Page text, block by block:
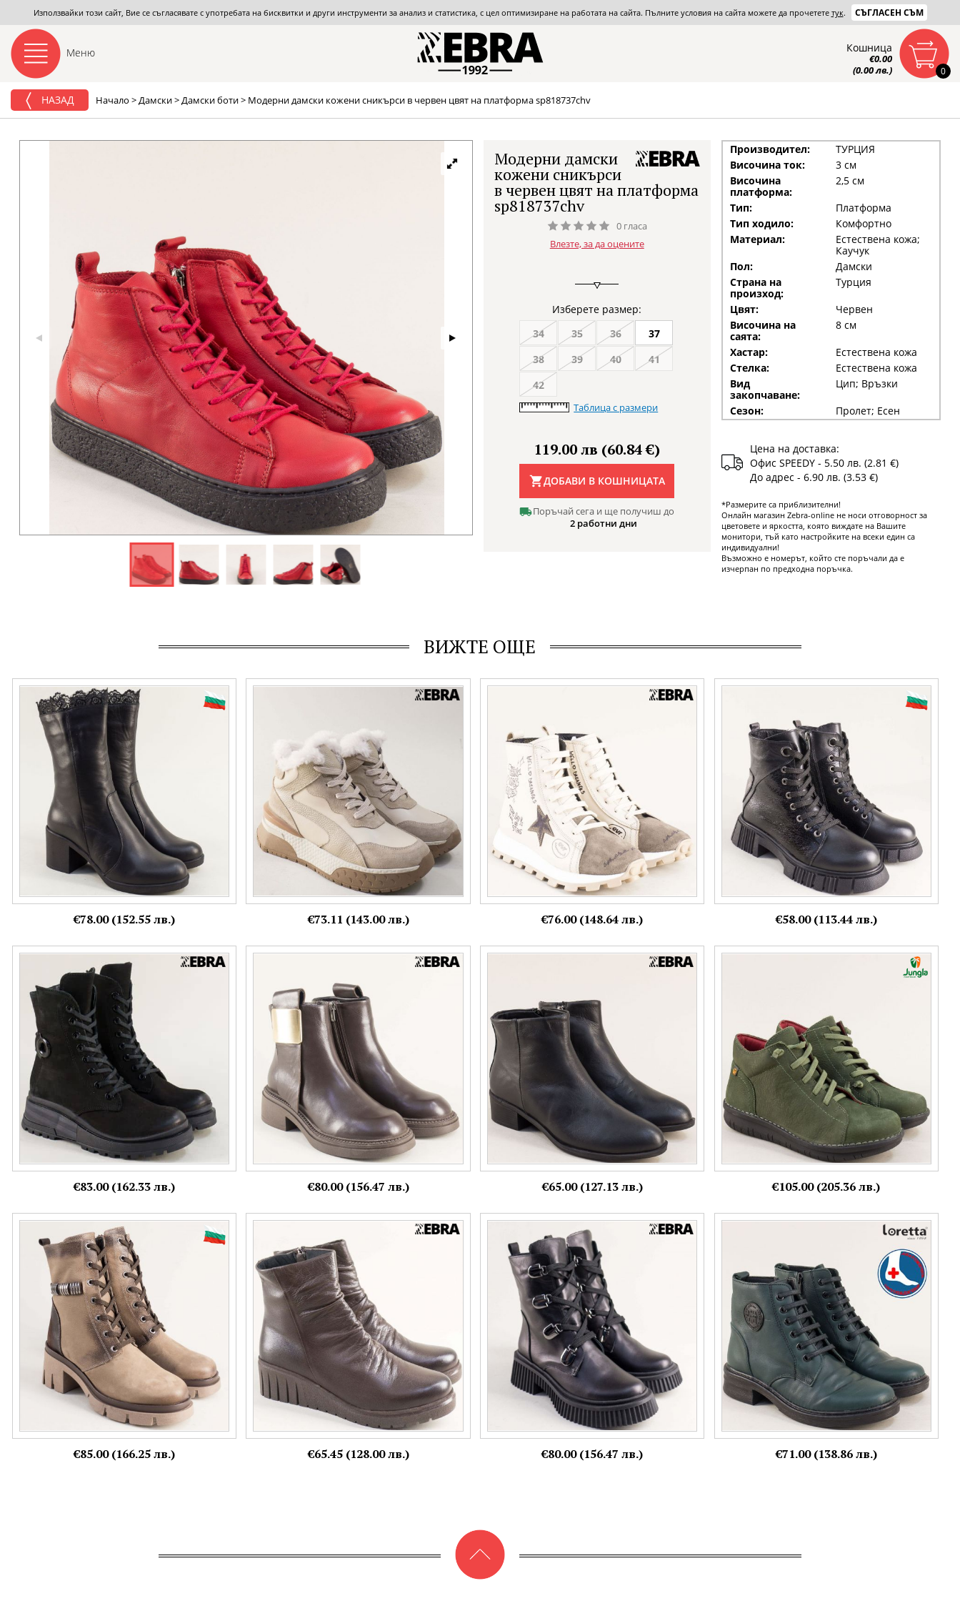
Използвайки този сайт, Вие се съгласявате с употребата на бисквитки и други инструменти за анализ и статистика, с цел оптимизиране на работата на сайта. Пълните условия на сайта можете да прочетете тук. СЪГЛАСЕН СЪМ
Меню
0
Кошница
€0.00
(0.00 лв.)
НАЗАД Начало >Дамски>Дамски боти> Модерни дамски кожени сникърси в червен цвят на платформа sp818737chv
Модерни дамски
кожени сникърси
в червен цвят на платформа
sp818737chv
0 гласа
Влезте, за да оцените
Изберете размер:
34
35 36
37
38
39 40
41
42
Таблица с размери
119.00 лв (60.84 €)
ДОБАВИ В КОШНИЦАТА
Поръчай сега и ще получиш до
2 работни дни
Производител:
ТУРЦИЯ
Височина ток:
3 см
Височина
платформа:
2,5 см
Тип:
Платформа
Тип ходило:
Комфортно
Материал:
Естествена кожа;
Каучук
Пол:
Дамски
Страна на
произход:
Турция
Цвят:
Червен
Височина на
саята:
8 см
Хастар:
Естествена кожа
Стелка:
Естествена кожа
Вид
закопчаване:
Цип; Връзки
Сезон:
Пролет; Есен
Цена на доставка:
Офис SPEEDY - 5.50 лв. (2.81 €)
До адрес - 6.90 лв. (3.53 €)
*Размерите са приблизителни!
Онлайн магазин Zebra-online не носи отговорност за
цветовете и яркостта, която виждате на Вашите
монитори, тъй като настройките на всеки един са
индивидуални!
Възможно е номерът, който сте поръчали да е
изчерпан по предходна поръчка.
ВИЖТЕ ОЩЕ
Дамски боти от естествена кожа в черно на
среден ток с дантела b1851ach
Номерация:
€78.00 (152.55 лв.)
Топли дамски боти Zebra на платформа в
€73.11 (143.00 лв.)
Спортни кожени дамски боти на атрактивно
Номерация:
€76.00 (148.64 лв.)
производител в черно с бляскък 22224chlch
Номерация:
40
€58.00 (113.44 лв.)
Дамски боти на платформа от естествен
черен набук 9499nch
Номерация:
Още цветове:
€83.00 (162.33 лв.)
Тъмнокафяви кожени боти с ефектен
Номерация:
38
€80.00 (156.47 лв.)
Изчистени дамски боти Zebra на нисък ток
Номерация:
38
Още цветове:
€65.00 (127.13 лв.)
Зелени испански кларкове JUNGLA с мемори
Още цветове:
€105.00 (205.36 лв.)
Кожени дамски боти с декоративно коланче
в бежов и кафяв набук 12224nbjk1
Номерация:
Още цветове:
€85.00 (166.25 лв.)
Тъмно кафяви дамски боти на клин ходило
от естествена кожа ma2001kk
Номерация:
36,39
€65.45 (128.00 лв.)
Фешън дамски боти със закачливи
елементи при връзките в черна кожа
10254ch
Номерация:
38
€80.00 (156.47 лв.)
Зелени анатомични ниски боти Loretta
Номерация:
40,41
Още цветове:
€71.00 (138.86 лв.)